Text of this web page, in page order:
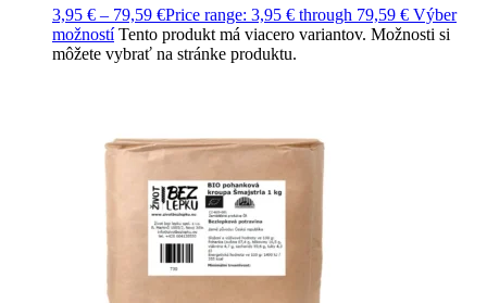
3,95 € – 79,59 €Price range: 3,95 € through 79,59 € Výber
možností Tento produkt má viacero variantov. Možnosti si
môžete vybrať na stránke produktu.